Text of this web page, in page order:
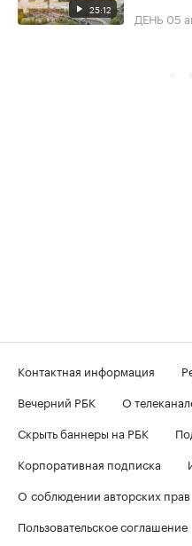
25:12 ДЕНЬ 05
Контактная информация
Вечерний РБК
О
Скрыть баннеры на РБК
Корпоративная подписка
О соблюдении авторских прав
Пользовательское соглашение